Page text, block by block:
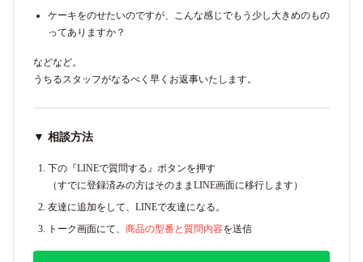
ケーキをのせたいのですが、こんな感じでもう少し大きめのもの
ってありますか？
などなど。
うちるスタッフがなるべく早くお返事いたします。
▼ 相談方法
下の『LINEで質問する』ボタンを押す
（すでに登録済みの方はそのままLINE画面に移行します）
友達に追加をして、LINEで友達になる。
トーク画面にて、 商品の型番と質問内容を送信